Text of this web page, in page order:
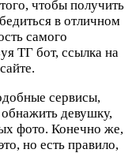
чтобы получить
в отличном
самого
ТГ бот, ссылка на
сервисы,
девушку,
фото. Конечно же,
но есть правило,